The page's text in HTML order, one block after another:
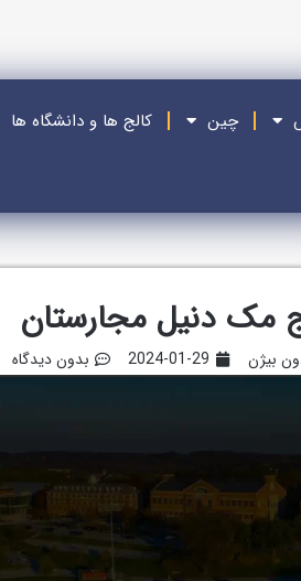
چین کالج ها و دانشگاه ها
مک دنیل مجارستان
بیژن 2024-01-29 بدون دیدگاه